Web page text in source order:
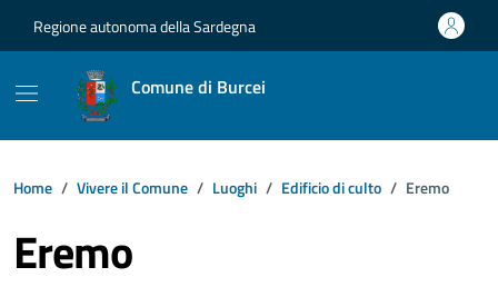
Regione autonoma della Sardegna
Comune di Burcei
Home Vivere il Comune Luoghi Edificio di culto Eremo
Eremo